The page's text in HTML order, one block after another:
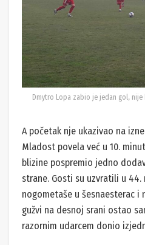
Dmytro Lopa zabio je jedan gol,
A početak nje ukazivao na
Mladost povela već u 10.
blizine pospremio jedno
strane. Gosti su uzvratili u
nogometaše u šesnaesterac
gužvi na desnoj srani ostao
razornim udarcem donio